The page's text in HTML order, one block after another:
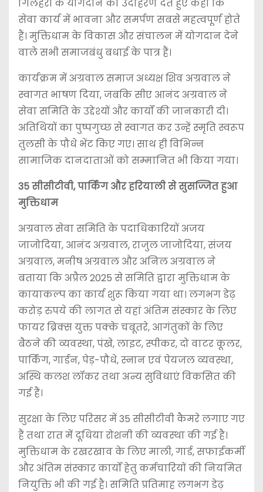
गिलहरी के योगदान का उदाहरण देते हुए कहा कि
सेवा कार्य में भावना और समर्पण सबसे महत्वपूर्ण होते
हैं। मुक्तिधाम के विकास और संचालन में योगदान देने
वाले सभी समाजबंधु बधाई के पात्र हैं।
कार्यक्रम में अग्रवाल समाज अध्यक्ष शिव अग्रवाल ने
स्वागत भाषण दिया, जबकि सीए आनंद अग्रवाल ने
सेवा समिति के उद्देश्यों और कार्यों की जानकारी दी।
अतिथियों का पुष्पगुच्छ से स्वागत कर उन्हें स्मृति स्वरूप
तुलसी के पौधे भेंट किए गए। साथ ही विभिन्न
सामाजिक दानदाताओं को सम्मानित भी किया गया।
35 सीसीटीवी, पार्किंग और हरियाली से सुसज्जित हुआ
मुक्तिधाम
अग्रवाल सेवा समिति के पदाधिकारियों अजय
जाजोदिया, आनंद अग्रवाल, राजुल जाजोदिया, संजय
अग्रवाल, मनीष अग्रवाल और अनिल अग्रवाल ने
बताया कि अप्रैल 2025 से समिति द्वारा मुक्तिधाम के
कायाकल्प का कार्य शुरू किया गया था। लगभग डेढ़
करोड़ रुपये की लागत से यहां अंतिम संस्कार के लिए
फायर ब्रिक्स युक्त पक्के चबूतरे, आगंतुकों के लिए
बैठने की व्यवस्था, पंखे, लाइट, स्पीकर, दो वाटर कूलर,
पार्किंग, गार्डन, पेड़-पौधे, स्नान एवं पेयजल व्यवस्था,
अस्थि कलश लॉकर तथा अन्य सुविधाएं विकसित की
गई हैं।
सुरक्षा के लिए परिसर में 35 सीसीटीवी कैमरे लगाए गए
हैं तथा रात में दूधिया रोशनी की व्यवस्था की गई है।
मुक्तिधाम के रखरखाव के लिए माली, गार्ड, सफाईकर्मी
और अंतिम संस्कार कार्यों हेतु कर्मचारियों की नियमित
नियुक्ति भी की गई है। समिति प्रतिमाह लगभग डेढ़